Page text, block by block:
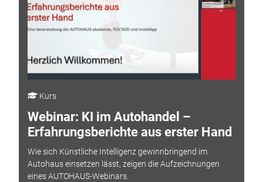
Kurs
Webinar: KI im Autohandel –
Erfahrungsberichte aus erster Hand
Wie sich Künstliche Intelligenz gewinnbringend im
Autohaus einsetzen lässt, zeigen die Aufzeichnungen
eines AUTOHAUS-Webinars.